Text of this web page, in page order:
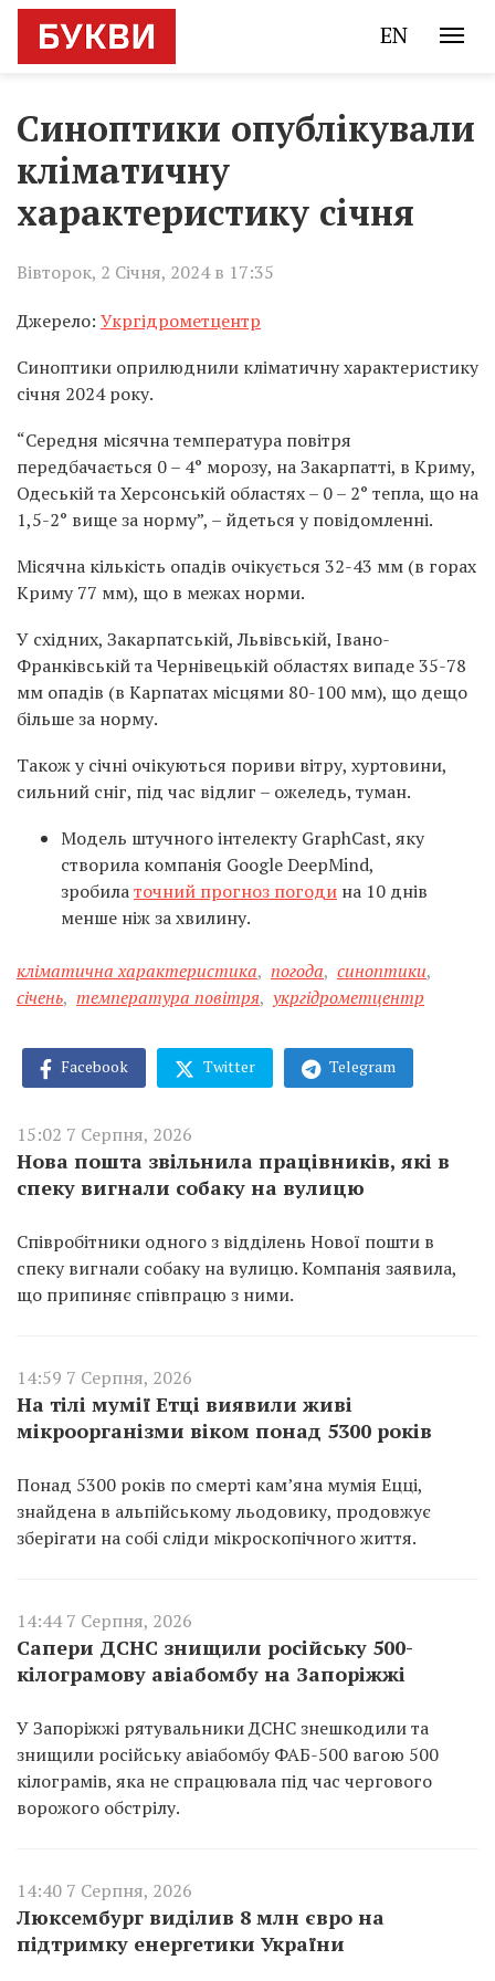
EN
Синоптики опублікували
кліматичну
характеристику січня
Вівторок, 2 Січня, 2024 в 17:35
Джерело: Укргідрометцентр
Синоптики оприлюднили кліматичну характеристику
січня 2024 року.
“Середня місячна температура повітря
передбачається 0 – 4° морозу, на Закарпатті, в Криму,
Одеській та Херсонській областях – 0 – 2° тепла, що на
1,5-2° вище за норму”, – йдеться у повідомленні.
Місячна кількість опадів очікується 32-43 мм (в горах
Криму 77 мм), що в межах норми.
У східних, Закарпатській, Львівській, Івано-
Франківській та Чернівецькій областях випаде 35-78
мм опадів (в Карпатах місцями 80-100 мм), що дещо
більше за норму.
Також у січні очікуються пориви вітру, хуртовини,
сильний сніг, під час відлиг – ожеледь, туман.
Модель штучного інтелекту GraphCast, яку
створила компанія Google DeepMind,
зробилаточний прогноз погоди на 10 днів
менше ніж за хвилину.
кліматична характеристика, погода, синоптики,
січень, температура повітря, укргідрометцентр
Facebook Twitter Telegram
15:02 7 Серпня, 2026
Нова пошта звільнила працівників, які в
спеку вигнали собаку на вулицю
Співробітники одного з відділень Нової пошти в
спеку вигнали собаку на вулицю. Компанія заявила,
що припиняє співпрацю з ними.
14:59 7 Серпня, 2026
На тілі мумії Етці виявили живі
мікроорганізми віком понад 5300 років
Понад 5300 років по смерті кам’яна мумія Ецці,
знайдена в альпійському льодовику, продовжує
зберігати на собі сліди мікроскопічного життя.
14:44 7 Серпня, 2026
Сапери ДСНС знищили російську 500-
кілограмову авіабомбу на Запоріжжі
У Запоріжжі рятувальники ДСНС знешкодили та
знищили російську авіабомбу ФАБ-500 вагою 500
кілограмів, яка не спрацювала під час чергового
ворожого обстрілу.
14:40 7 Серпня, 2026
Люксембург виділив 8 млн євро на
підтримку енергетики України